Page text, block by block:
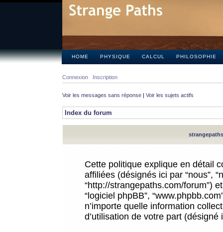
HOME PHYSIQUE CALCUL PHILOSOPHIE
Connexion Inscription
Voir les messages sans réponse | Voir les sujets actifs
Index du forum
Cette politique explique en détail
affiliées (désignés ici par “nous”,
“http://strangepaths.com/forum”)
“logiciel phpBB”,
n’importe quelle information
d’utilisation de votre part (désigné